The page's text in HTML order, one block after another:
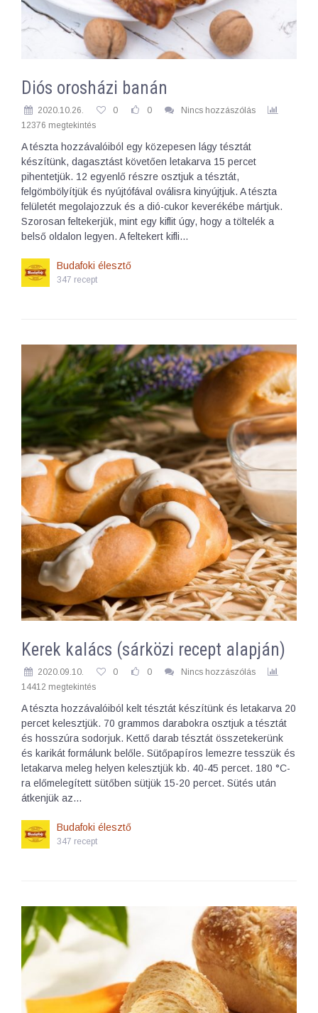
Diós orosházi banán
2020.10.26. 0 0
Nincs hozzászólás
12376 megtekintés
A tészta hozzávalóiból egy közepesen lágy tésztát
készítünk, dagasztást követően letakarva 15 percet
pihentetjük. 12 egyenlő részre osztjuk a tésztát,
felgömbölyítjük és nyújtófával oválisra kinyújtjuk. A tészta
felületét megolajozzuk és a dió-cukor keverékébe mártjuk.
Szorosan feltekerjük, mint egy kiflit úgy, hogy a töltelék a
belső oldalon legyen. A feltekert kifli…
Budafoki élesztő
347 recept
Kerek kalács (sárközi recept alapján)
2020.09.10. 0 0
Nincs hozzászólás
14412 megtekintés
A tészta hozzávalóiból kelt tésztát készítünk és letakarva 20
percet kelesztjük. 70 grammos darabokra osztjuk a tésztát
és hosszúra sodorjuk. Kettő darab tésztát összetekerünk
és karikát formálunk belőle. Sütőpapíros lemezre tesszük és
letakarva meleg helyen kelesztjük kb. 40-45 percet. 180 °C-
ra előmelegített sütőben sütjük 15-20 percet. Sütés után
átkenjük az…
Budafoki élesztő
347 recept